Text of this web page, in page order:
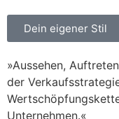
Dein eigener Stil
»Aussehen,
der
Unternehmen.«